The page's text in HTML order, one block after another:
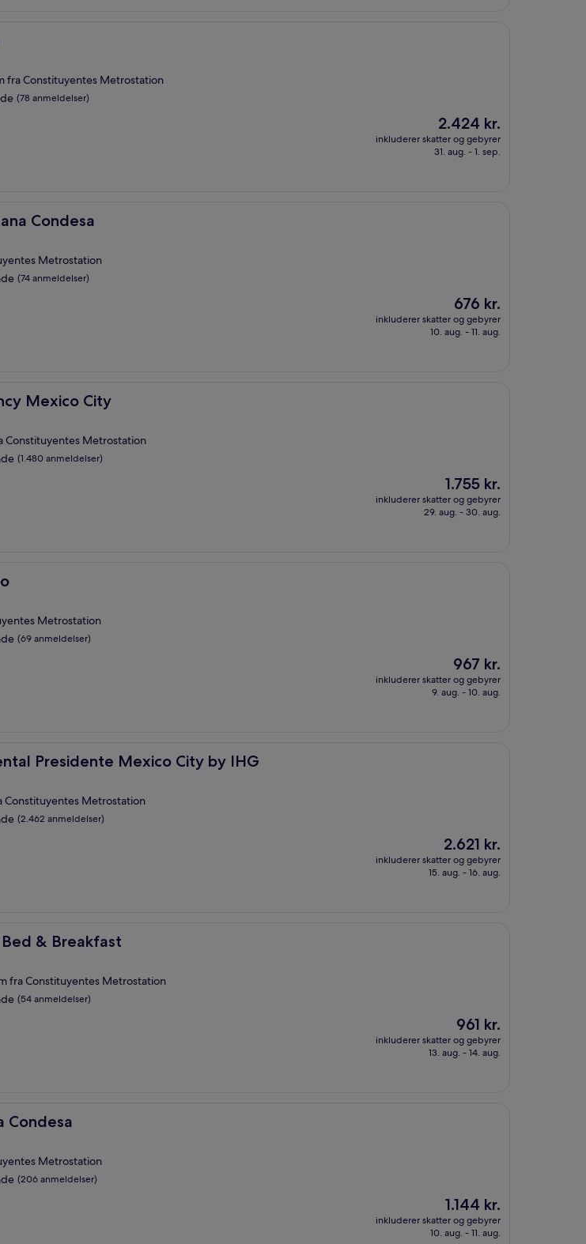
fra Constituyentes Metrostation
(78 anmeldelser)
Prisen
er
2.424 kr.
2.424 kr.
inkluderer skatter og gebyrer
31. aug. - 1. sep.
Condesa
Condesa
Metrostation
(74 anmeldelser)
Prisen
er
676 kr.
676 kr.
inkluderer skatter og gebyrer
10. aug. - 11. aug.
Mexico City
City
Constituyentes Metrostation
(1.480 anmeldelser)
Prisen
er
1.755 kr.
1.755 kr.
inkluderer skatter og gebyrer
29. aug. - 30. aug.
Metrostation
(69 anmeldelser)
Prisen
er
967 kr.
967 kr.
inkluderer skatter og gebyrer
9. aug. - 10. aug.
Presidente Mexico City by IHG
Presidente Mexico City by IHG
Constituyentes Metrostation
(2.462 anmeldelser)
Prisen
er
2.621 kr.
2.621 kr.
inkluderer skatter og gebyrer
15. aug. - 16. aug.
Bed & Breakfast
& Breakfast
fra Constituyentes Metrostation
(54 anmeldelser)
Prisen
er
961 kr.
961 kr.
inkluderer skatter og gebyrer
13. aug. - 14. aug.
Condesa
Metrostation
(206 anmeldelser)
Prisen
er
1.144 kr.
1.144 kr.
inkluderer skatter og gebyrer
10. aug. - 11. aug.